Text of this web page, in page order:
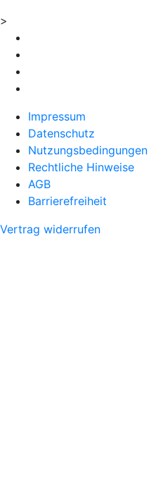
>
Impressum
Datenschutz
Nutzungsbedingungen
Rechtliche Hinweise
AGB
Barrierefreiheit
Vertrag widerrufen